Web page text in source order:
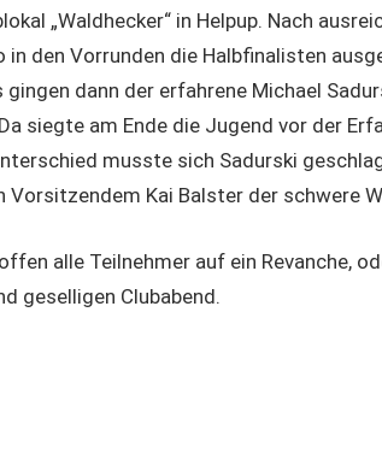
„Waldhecker“ in Helpup. Nach
in den Vorrunden die Halbfinalisten
gingen dann der erfahrene Michael
siegte am Ende die Jugend vor der
musste sich Sadurski
Vorsitzendem Kai Balster der schwere
alle Teilnehmer auf ein Revanche,
geselligen Clubabend.